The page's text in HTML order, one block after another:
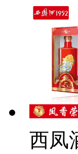
西凤